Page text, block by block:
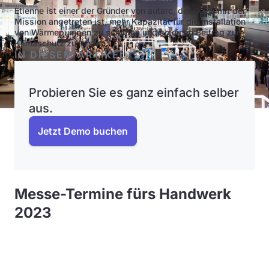
Etienne ist einer der Gründer von autarc, der 2023 mit der
Mission angetreten ist, mehr Kapazität für die Installation
von Wärmepumpen zu schaffen und so einen Beitrag zum
Klimaschutz zu leisten.
IN DIESEM ARTIKEL
Probieren Sie es ganz einfach selber
aus.
Jetzt Demo buchen
Messe-Termine fürs Handwerk
2023